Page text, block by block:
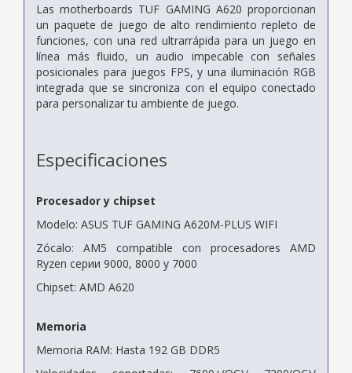
Las motherboards TUF GAMING A620 proporcionan
un paquete de juego de alto rendimiento repleto de
funciones, con una red ultrarrápida para un juego en
línea más fluido, un audio impecable con señales
posicionales para juegos FPS, y una iluminación RGB
integrada que se sincroniza con el equipo conectado
para personalizar tu ambiente de juego.
Especificaciones
Procesador y chipset
Modelo: ASUS TUF GAMING A620M-PLUS WIFI
Zócalo: AM5 compatible con procesadores AMD
Ryzen серии 9000, 8000 y 7000
Chipset: AMD A620
Memoria
Memoria RAM: Hasta 192 GB DDR5